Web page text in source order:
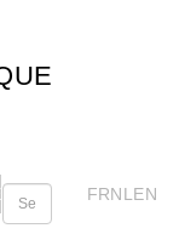
FRNL EN